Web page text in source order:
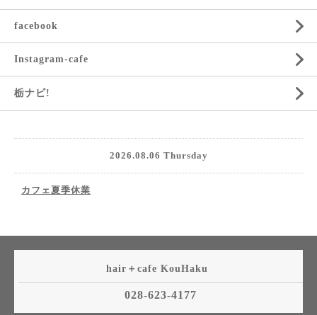
facebook
Instagram-cafe
栃ナビ!
2026.08.06 Thursday
カフェ夏季休業
hair＋cafe KouHaku
028-623-4177